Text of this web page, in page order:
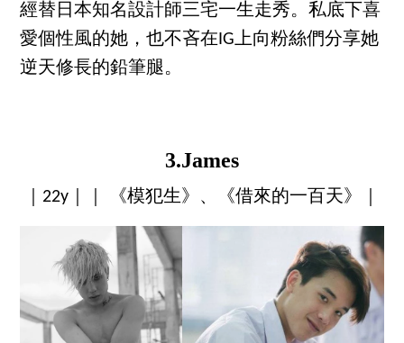
經替日本知名設計師三宅一生走秀。私底下喜
愛個性風的她，也不吝在IG上向粉絲們分享她
逆天修長的鉛筆腿。
3.James
｜22y｜｜ 《模犯生》、《借來的一百天》｜